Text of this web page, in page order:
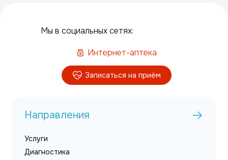
Мы в социальных сетях:
Интернет-аптека
Записаться на приём
Направления
Услуги
Диагностика